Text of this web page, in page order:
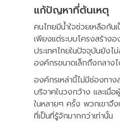
แก้ปัญหาที่ต้นเหตุ
คนไทยมีน้ำใจช่วยเหลือกัน
เพียงแต่ระบบโครงสร้าง
ประเทศไทยในปัจจุบันยังไ
องค์กรขนาดเล็กถึงกลาง
องค์กรเหล่านี้ไม่มีช่องทา
บริจาคในวงกว้าง และเมื่
ในหลายๆ ครั้ง พวกเขาจึง
ที่เป็นที่รู้จักมากกว่าเท่านั้น